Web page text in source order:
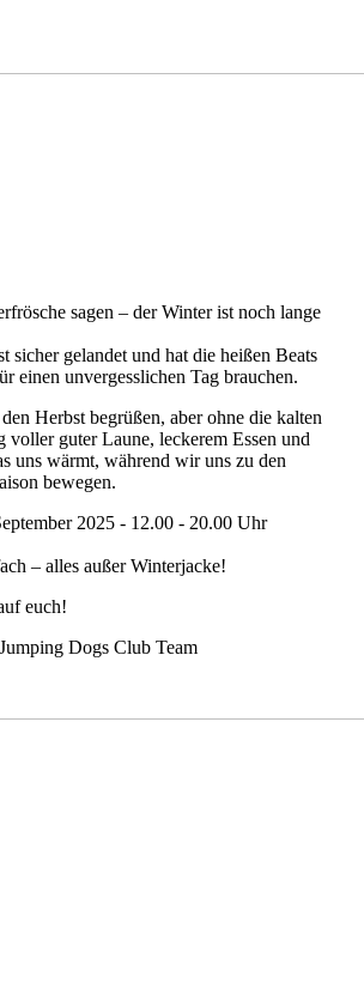
sagen – der Winter ist noch lange
sicher gelandet und hat die heißen Beats
einen unvergesslichen Tag brauchen.
Herbst begrüßen, aber ohne die kalten
voller guter Laune, leckerem Essen und
uns wärmt, während wir uns zu den
bewegen.
2025 - 12.00 - 20.00 Uhr
– alles außer Winterjacke!
euch!
Dogs Club Team